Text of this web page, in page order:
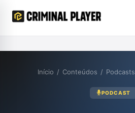
Início / Conteúdos / Podcasts
PODCAST